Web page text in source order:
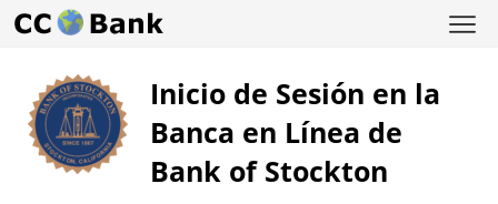
Inicio de Sesión en la
Banca en Línea de
Bank of Stockton